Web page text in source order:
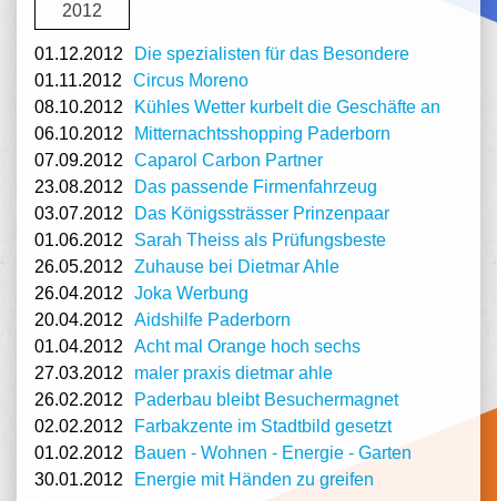
2012
01.12.2012
Die spezialisten für das Besondere
01.11.2012
Circus Moreno
08.10.2012
Kühles Wetter kurbelt die Geschäfte an
06.10.2012
Mitternachtsshopping Paderborn
07.09.2012
Caparol Carbon Partner
23.08.2012
Das passende Firmenfahrzeug
03.07.2012
Das Königssträsser Prinzenpaar
01.06.2012
Sarah Theiss als Prüfungsbeste
26.05.2012
Zuhause bei Dietmar Ahle
26.04.2012
Joka Werbung
20.04.2012
Aidshilfe Paderborn
01.04.2012
Acht mal Orange hoch sechs
27.03.2012
maler praxis dietmar ahle
26.02.2012
Paderbau bleibt Besuchermagnet
02.02.2012
Farbakzente im Stadtbild gesetzt
01.02.2012
Bauen - Wohnen - Energie - Garten
30.01.2012
Energie mit Händen zu greifen